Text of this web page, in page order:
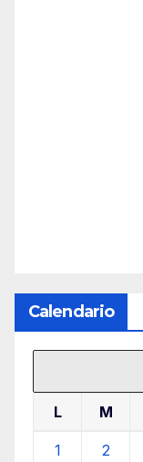
Calendario
L M
1 2